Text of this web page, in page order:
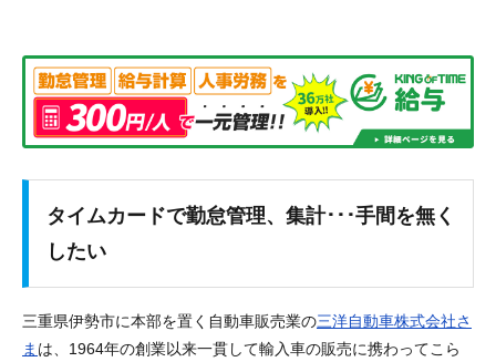
タイムカードで勤怠管理、集計･･･手間を無く
したい
三重県伊勢市に本部を置く自動車販売業の三洋自動車株式会社さ
ま は、1964年の創業以来一貫して輸入車の販売に携わってこら